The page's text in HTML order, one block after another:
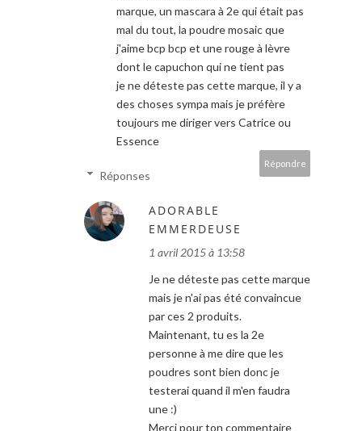
marque, un mascara à 2e qui était pas
mal du tout, la poudre mosaic que
j'aime bcp bcp et une rouge à lèvre
dont le capuchon qui ne tient pas
je ne déteste pas cette marque, il y a
des choses sympa mais je préfère
toujours me diriger vers Catrice ou
Essence
Répondre
Réponses
ADORABLE
EMMERDEUSE
1 avril 2015 à 13:58
Je ne déteste pas cette marque
mais je n'ai pas été convaincue
par ces 2 produits.
Maintenant, tu es la 2e
personne à me dire que les
poudres sont bien donc je
testerai quand il m'en faudra
une :)
Merci pour ton commentaire